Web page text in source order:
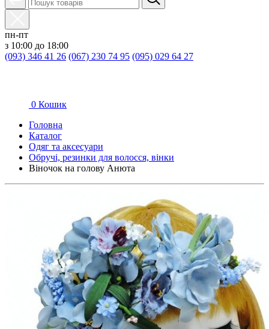
пн-пт
з 10:00 до 18:00
(093) 346 41 26 (067) 230 74 95 (095) 029 64 27
0 Кошик
Головна
Каталог
Oдяг та аксесуари
Обручі, резинки для волосся, вінки
Віночок на голову Анюта